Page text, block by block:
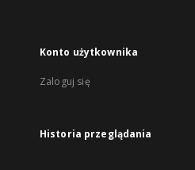
Konto użytkownika
Zaloguj się
Historia przeglądania